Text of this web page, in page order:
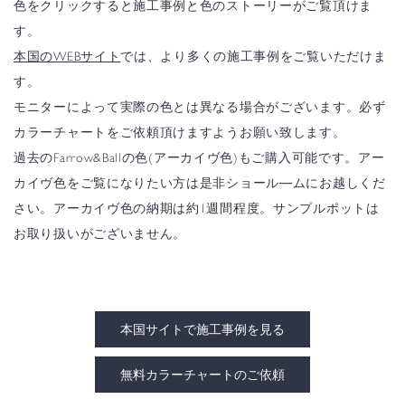
色をクリックすると施工事例と色のストーリーがご覧頂けま
す。
本国のWEBサイト では、より多くの施工事例をご覧いただけま
す。
モニターによって実際の色とは異なる場合がございます。必ず
カラーチャートをご依頼頂けますようお願い致します。
過去のFarrow&Ballの色(アーカイヴ色)もご購入可能です。アー
カイヴ色をご覧になりたい方は是非ショール―ムにお越しくだ
さい。アーカイヴ色の納期は約1週間程度。サンプルポットは
お取り扱いがございません。
本国サイトで施工事例を見る
無料カラーチャートのご依頼